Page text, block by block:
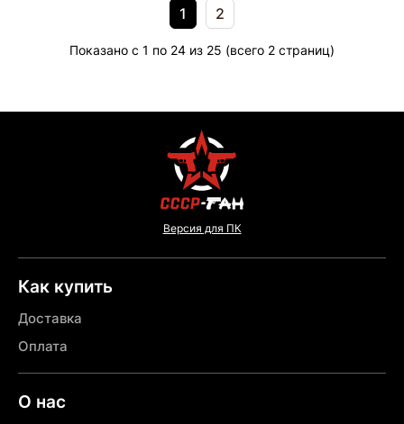
1 2
Показано с 1 по 24 из 25 (всего 2 страниц)
Версия для ПК
Как купить
Доставка
Оплата
О нас